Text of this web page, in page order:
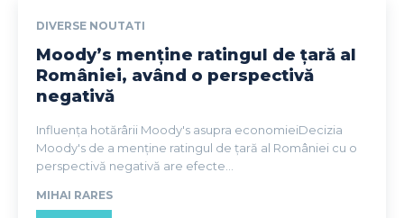
DIVERSE NOUTATI
Moody’s menține ratingul de țară al
României, având o perspectivă
negativă
Influența hotărârii Moody's asupra economieiDecizia
Moody's de a menține ratingul de țară al României cu o
perspectivă negativă are efecte...
MIHAI RARES